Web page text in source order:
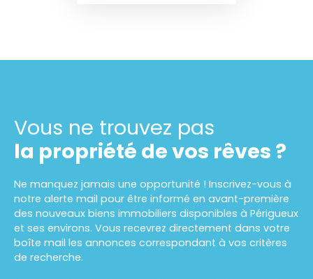
Vous ne trouvez pas
la propriété de vos rêves ?
Ne manquez jamais une opportunité ! Inscrivez-vous à
notre alerte mail pour être informé en avant-première
des nouveaux biens immobiliers disponibles à Périgueux
et ses environs. Vous recevrez directement dans votre
boîte mail les annonces correspondant à vos critères
de recherche.